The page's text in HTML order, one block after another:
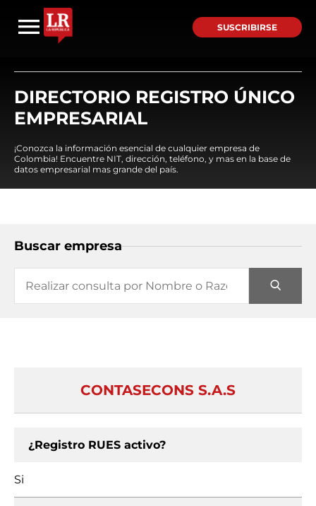
SUSCRIBIRSE
DIRECTORIO REGISTRO ÚNICO
EMPRESARIAL
¡Conozca la información esencial de cualquier empresa de
Colombia! Encuentre NIT, dirección, teléfono, y mas en la base de
datos empresarial mas grande del país.
Buscar empresa
CONTASECONS S.A.S
¿Registro RUES activo?
Si